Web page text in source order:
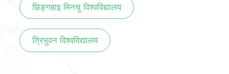
छिङ्गहाइ मिनचु विश्वविद्यालय
त्रिभुवन विश्वविद्यालय